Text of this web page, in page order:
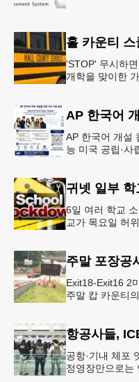
홀 카운티
'STOP' 무시하
개학을 맞이한
AP 한국어
AP 한국어 개설
능 미국 공립·사
귀넷 일부
6일 여러 학교
교가 목요일 허
Exit18-Exit16 2
주말 캅 카운티
공항·기내 체포
정영장만으로는